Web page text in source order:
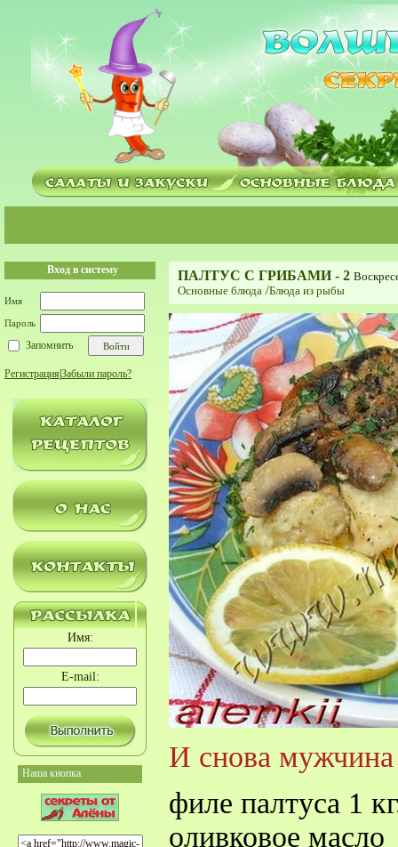
Вход в систему
Имя
Пароль
Запомнить
Регистрация Забыли пароль?
Имя:
E-mail:
Наша кнопка
ПАЛТУС С ГРИБАМИ - 2
Основные блюда /Блюда из рыбы
И снова мужчина
филе палтуса 1
оливковое масло